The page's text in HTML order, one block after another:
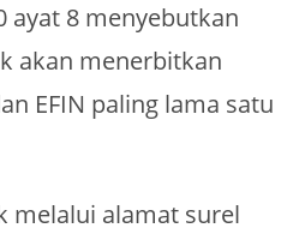
ayat 8 menyebutkan
akan menerbitkan
EFIN paling lama satu
melalui alamat surel